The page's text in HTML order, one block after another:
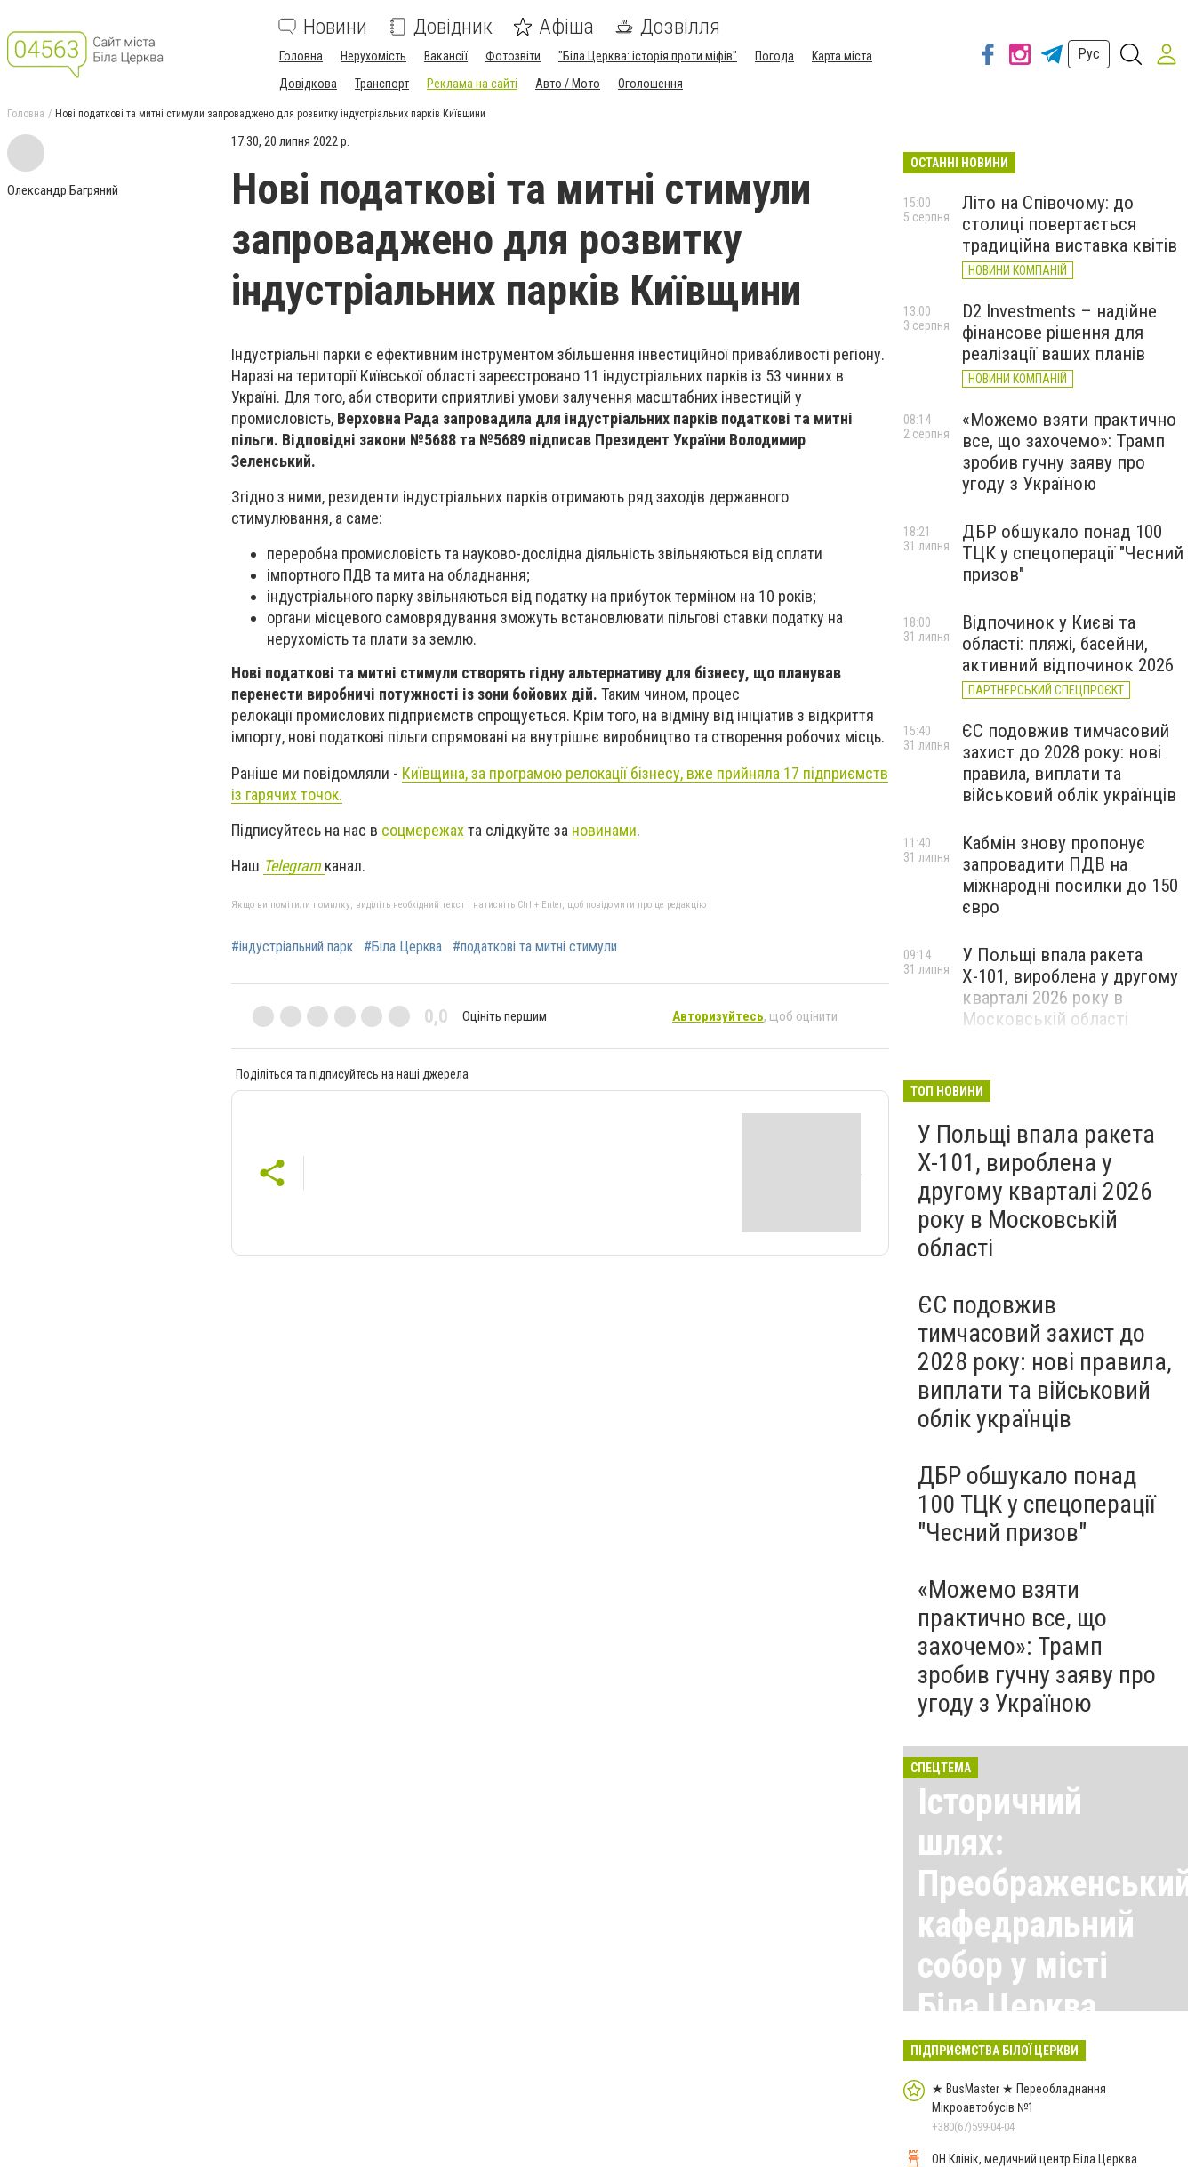
Новини Довідник Афіша Дозвілля
Головна Нерухомість Вакансії Фотозвіти "Біла Церква: історія проти міфів" Погода
Карта міста
Довідкова
Транспорт Реклама на сайті Авто / Мото Оголошення
Рус
Головна Нові податкові та митні стимули запроваджено для розвитку індустріальних парків Київщини
Олександр Багряний
17:30, 20 липня 2022 р.
Нові податкові та митні стимули
запроваджено для розвитку
індустріальних парків Київщини
Індустріальні парки є ефективним інструментом збільшення інвестиційної привабливості регіону.
Наразі на території Київської області зареєстровано 11 індустріальних парків із 53 чинних в
Україні. Для того, аби створити сприятливі умови залучення масштабних інвестицій у
промисловість, Верховна Рада запровадила для індустріальних парків податкові та митні
пільги. Відповідні закони №5688 та №5689 підписав Президент України Володимир
Зеленський.
Згідно з ними, резиденти індустріальних парків отримають ряд заходів державного
стимулювання, а саме:
переробна промисловість та науково-дослідна діяльність звільняються від сплати
імпортного ПДВ та мита на обладнання;
індустріального парку звільняються від податку на прибуток терміном на 10 років;
органи місцевого самоврядування зможуть встановлювати пільгові ставки податку на
нерухомість та плати за землю.
Нові податкові та митні стимули створять гідну альтернативу для бізнесу, що планував
перенести виробничі потужності із зони бойових дій. Таким чином, процес
релокаціїпромислових підприємств спрощується. Крім того, на відміну від ініціатив з відкриття
імпорту, нові податкові пільги спрямовані на внутрішнє виробництво та створення робочих місць.
Раніше ми повідомляли - Київщина, за програмою релокаціїбізнесу, вже прийняла 17 підприємств
із гарячих точок.
Підписуйтесь на нас в соцмережахта слідкуйте за новинами.
Наш Telegram канал.
Якщо ви помітили помилку, виділіть необхідний текст і натисніть Ctrl + Enter, щоб повідомити про це редакцію
#індустріальний парк #Біла Церква #податкові та митні стимули
0,0 Оцініть першим Авторизуйтесь, щоб оцінити
Поділіться та підписуйтесь на наші джерела
ОСТАННІ НОВИНИ
Літо на Співочому: до
столиці повертається
традиційна виставка квітів
НОВИНИ КОМПАНІЙ
15:00
5 серпня
D2 Investments – надійне
фінансове рішення для
реалізації ваших планів
НОВИНИ КОМПАНІЙ
13:00
3 серпня
«Можемо взяти практично
все, що захочемо»: Трамп
зробив гучну заяву про
угоду з Україною
08:14
2 серпня
ДБР обшукало понад 100
ТЦК у спецоперації "Чесний
призов"
18:21
31 липня
Відпочинок у Києві та
області: пляжі, басейни,
активний відпочинок 2026
ПАРТНЕРСЬКИЙ СПЕЦПРОЄКТ
18:00
31 липня
ЄС подовжив тимчасовий
захист до 2028 року: нові
правила, виплати та
військовий облік українців
15:40
31 липня
Кабмін знову пропонує
запровадити ПДВ на
міжнародні посилки до 150
євро
11:40
31 липня
У Польщі впала ракета
Х-101, вироблена у другому
кварталі 2026 року в
Московській області
09:14
31 липня
ТОП НОВИНИ
У Польщі впала ракета
Х-101, вироблена у
другому кварталі 2026
року в Московській
області
ЄС подовжив
тимчасовий захист до
2028 року: нові правила,
виплати та військовий
облік українців
ДБР обшукало понад
100 ТЦК у спецоперації
"Чесний призов"
«Можемо взяти
практично все, що
захочемо»: Трамп
зробив гучну заяву про
угоду з Україною
СПЕЦТЕМА
Історичний
шлях:
Преображенський
кафедральний
собор у місті
Біла Церква
Всі матеріали тут
ПІДПРИЄМСТВА БІЛОЇ ЦЕРКВИ
★ BusMaster ★ Переобладнання
Мікроавтобусів №1
+380(67)599-04-04
ОН Клінік, медичний центр Біла Церква